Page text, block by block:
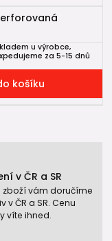
u výrobce,
za 5-15 dnů
košíku
v ČR a SR
zboží vám doručíme
v ČR a SR. Cenu
víte ihned.